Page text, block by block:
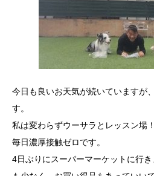
今日も良いお天気が続いていますが
す。
私は変わらずウーサラとレッスン場！
毎日濃厚接触ゼロです。
4日ぶりにスーパーマーケットに行